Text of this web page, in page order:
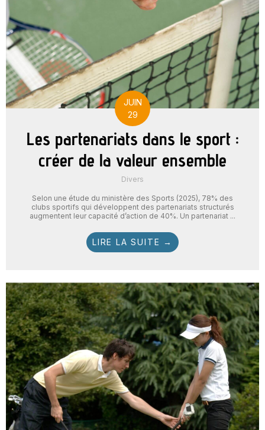
JUIN
29
Les partenariats dans le sport :
créer de la valeur ensemble
Divers
Selon une étude du ministère des Sports (2025), 78% des
clubs sportifs qui développent des partenariats structurés
augmentent leur capacité d’action de 40%. Un partenariat ...
LIRE LA SUITE →